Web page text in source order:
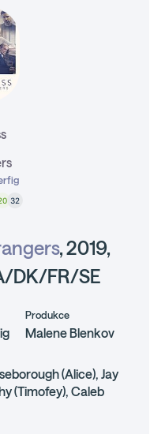
32
, 2019,
DK/FR/SE
Produkce
Malene Blenkov
(Alice), Jay
(Timofey), Caleb